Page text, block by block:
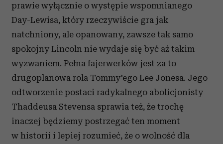
prawie wyłącznie o występie wspomnianego
Day-Lewisa, który rzeczywiście gra jak
natchniony, ale opanowany, zawsze tak samo
spokojny Lincoln nie wydaje się być aż takim
wyzwaniem. Pełna fajerwerków jest za to
drugoplanowa rola Tommy'ego Lee Jonesa. Jego
odtworzenie postaci radykalnego abolicjonisty
Thaddeusa Stevensa sprawia też, że trochę
inaczej będziemy postrzegać ten moment
w historii i lepiej rozumieć, że o wolność dla